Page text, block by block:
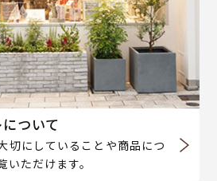
ついて
切にしていることや商品につ
ただけます。